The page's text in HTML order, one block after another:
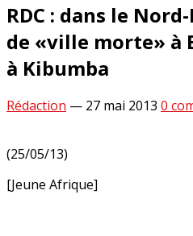
RDC : dans le
de «ville morte» à
à Kibumba
Rédaction — 27 mai 2013 0
(25/05/13)
[Jeune Afrique]